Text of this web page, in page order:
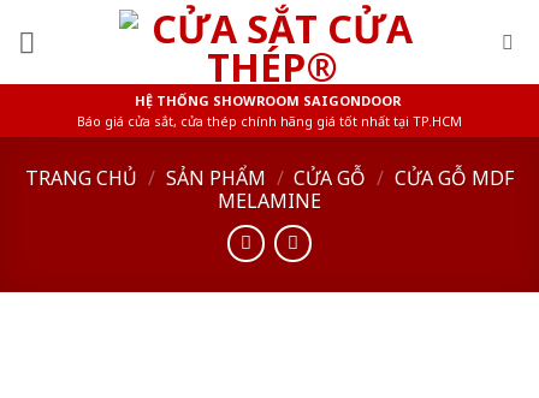
HỆ THỐNG SHOWROOM SAIGONDOOR
Báo giá cửa sắt, cửa thép chính hãng giá tốt nhất tại TP.HCM
TRANG CHỦ / SẢN PHẨM / CỬA GỖ / CỬA GỖ MDF
MELAMINE